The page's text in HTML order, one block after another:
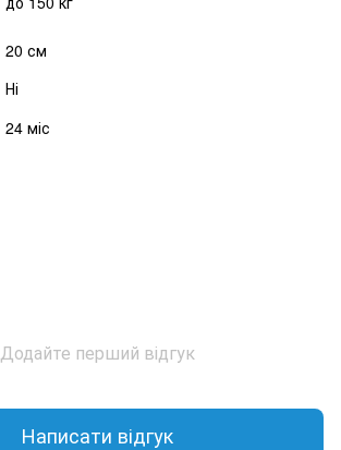
20 см
Ні
24 міс
Додайте перший відгук
Написати відгук